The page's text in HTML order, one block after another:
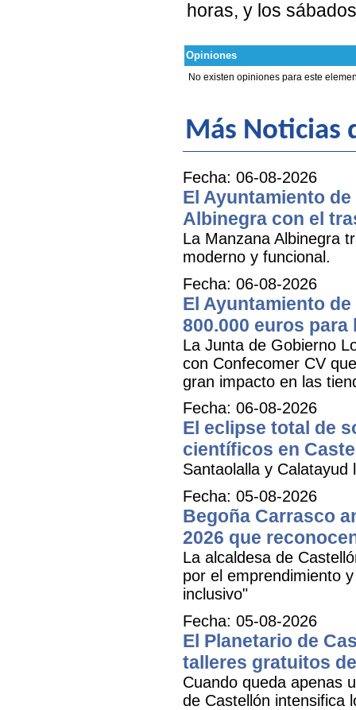
horas, y los
Opiniones
No existen opiniones para este
Más Noticias
Fecha: 06-08-2026
El Ayuntamiento
Albinegra con el
La Manzana Albinegra
moderno y funcional.
Fecha: 06-08-2026
El Ayuntamiento
800.000 euros
La Junta de Gobierno
con Confecomer CV
gran impacto en las
Fecha: 06-08-2026
El eclipse total de
científicos en
Santaolalla y Calatayud
Fecha: 05-08-2026
Begoña Carrasco
2026 que
La alcaldesa de
por el emprendimiento
inclusivo"
Fecha: 05-08-2026
El Planetario de
talleres gratuitos
Cuando queda apenas
de Castellón intensifica